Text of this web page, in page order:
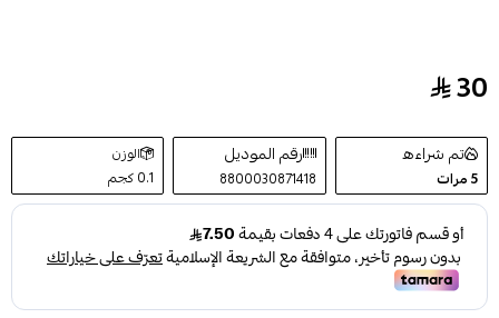
عدسات ليمونوس شهرية لون لاتين براون LENSES Shade Latin Brown
30
تم شراءه
5مرات
رقم الموديل
8800030871418
الوزن
0.1 كجم